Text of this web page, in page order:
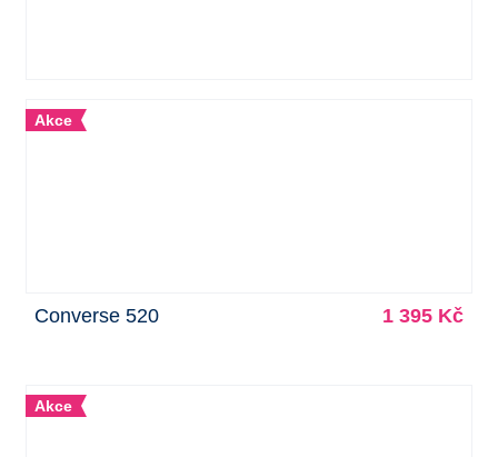
Akce
Converse 520 1 395 Kč
Akce